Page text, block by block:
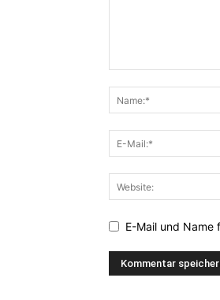
E-Mail und Name